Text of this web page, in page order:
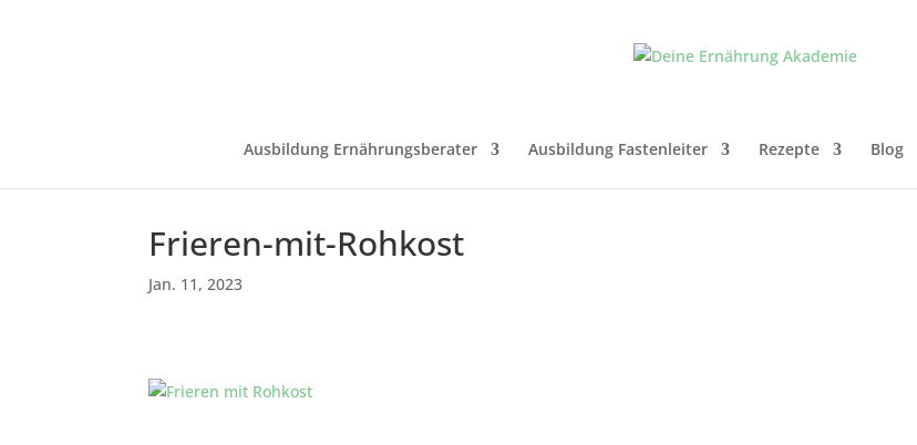
Ausbildung Ernährungsberater Ausbildung Fastenleiter Rezepte Blog
Frieren-mit-Rohkost
Jan. 11, 2023